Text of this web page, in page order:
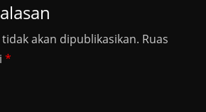
akan dipublikasikan. Ruas
*